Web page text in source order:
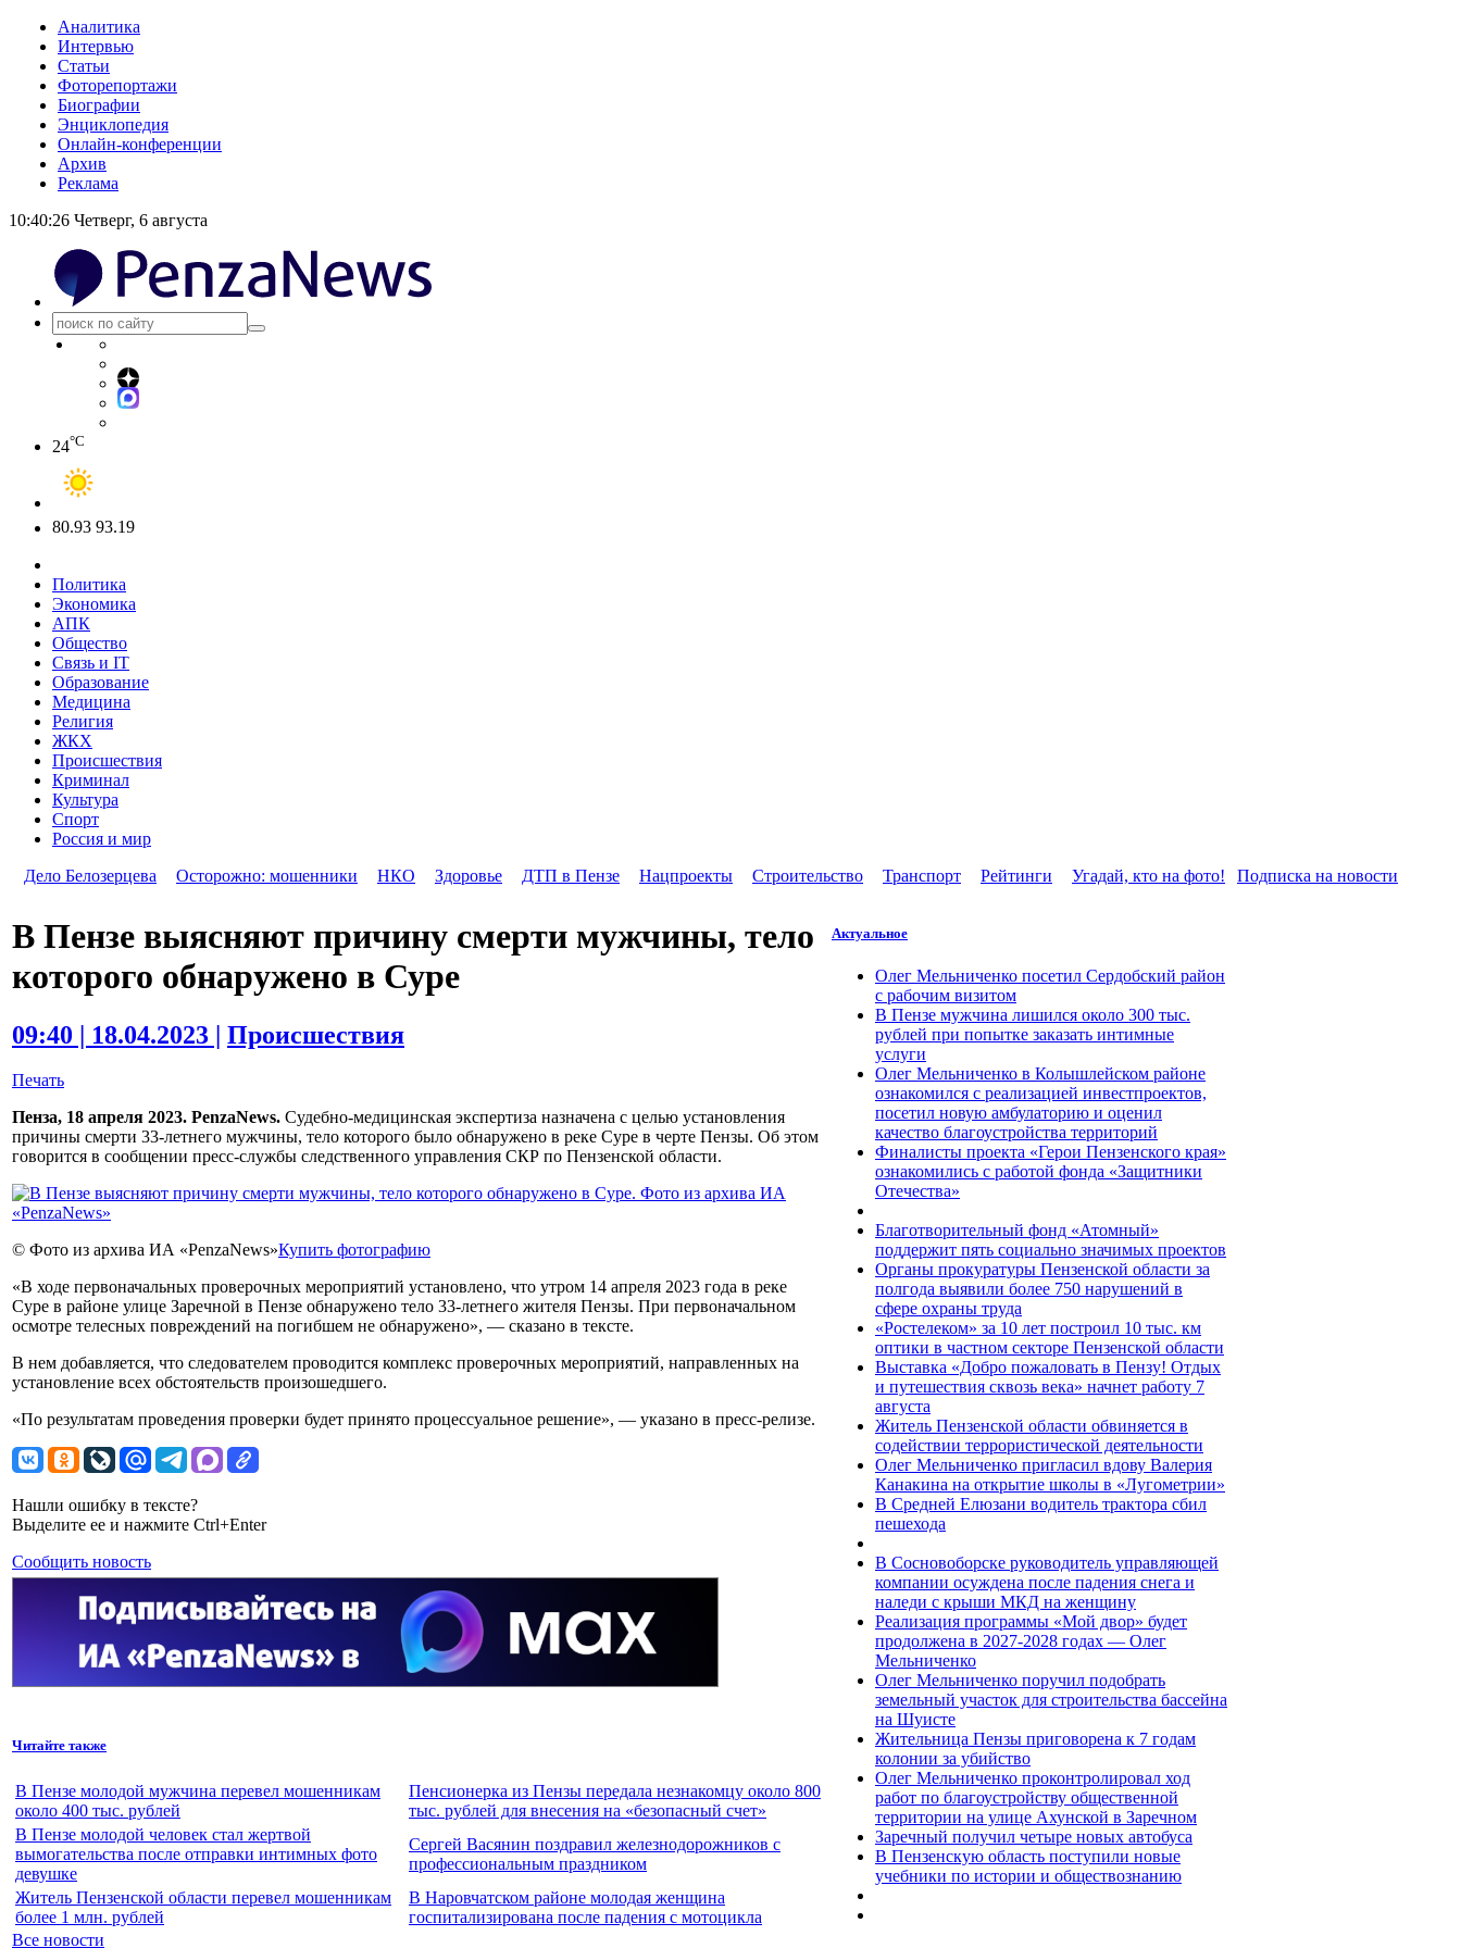
Аналитика
Интервью
Статьи
Фоторепортажи
Биографии
Энциклопедия
Онлайн-конференции
Архив
Реклама
10:40:26 Четверг, 6 августа
24°C
80.93 93.19
Политика
Экономика
АПК
Общество
Связь и IT
Образование
Медицина
Религия
ЖКХ
Происшествия
Криминал
Культура
Спорт
Россия и мир
Дело Белозерцева
Осторожно: мошенники НКО Здоровье ДТП в Пензе Нацпроекты Строительство Транспорт Рейтинги Угадай, кто на фото! Подписка на новости
В Пензе выясняют причину смерти мужчины, тело
которого обнаружено в Суре
09:40 | 18.04.2023 | Происшествия
Печать
Пенза, 18 апреля 2023. PenzaNews. Судебно-медицинская экспертиза назначена с целью установления
причины смерти 33-летнего мужчины, тело которого было обнаружено в реке Суре в черте Пензы. Об этом
говорится в сообщении пресс-службы следственного управления СКР по Пензенской области.
© Фото из архива ИА «PenzaNews»Купить фотографию
«В ходе первоначальных проверочных мероприятий установлено, что утром 14 апреля 2023 года в реке
Суре в районе улице Заречной в Пензе обнаружено тело 33-летнего жителя Пензы. При первоначальном
осмотре телесных повреждений на погибшем не обнаружено», — сказано в тексте.
В нем добавляется, что следователем проводится комплекс проверочных мероприятий, направленных на
установление всех обстоятельств произошедшего.
«По результатам проведения проверки будет принято процессуальное решение», — указано в пресс-релизе.
Нашли ошибку в тексте?
Выделите ее и нажмите Ctrl+Enter
Сообщить новость
Читайте также
В Пензе молодой мужчина перевел мошенникам
около 400 тыс. рублей
Пенсионерка из Пензы передала незнакомцу около 800
тыс. рублей для внесения на «безопасный счет»
В Пензе молодой человек стал жертвой
вымогательства после отправки интимных фото
девушке
Сергей Васянин поздравил железнодорожников с
профессиональным праздником
Житель Пензенской области перевел мошенникам
более 1 млн. рублей
В Наровчатском районе молодая женщина
госпитализирована после падения с мотоцикла
Все новости
Актуальное
Олег Мельниченко посетил Сердобский район
с рабочим визитом
В Пензе мужчина лишился около 300 тыс.
рублей при попытке заказать интимные
услуги
Олег Мельниченко в Колышлейском районе
ознакомился с реализацией инвестпроектов,
посетил новую амбулаторию и оценил
качество благоустройства территорий
Финалисты проекта «Герои Пензенского края»
ознакомились с работой фонда «Защитники
Отечества»
Благотворительный фонд «Атомный»
поддержит пять социально значимых проектов
Органы прокуратуры Пензенской области за
полгода выявили более 750 нарушений в
сфере охраны труда
«Ростелеком» за 10 лет построил 10 тыс. км
оптики в частном секторе Пензенской области
Выставка «Добро пожаловать в Пензу! Отдых
и путешествия сквозь века» начнет работу 7
августа
Житель Пензенской области обвиняется в
содействии террористической деятельности
Олег Мельниченко пригласил вдову Валерия
Канакина на открытие школы в «Лугометрии»
В Средней Елюзани водитель трактора сбил
пешехода
В Сосновоборске руководитель управляющей
компании осуждена после падения снега и
наледи с крыши МКД на женщину
Реализация программы «Мой двор» будет
продолжена в 2027-2028 годах — Олег
Мельниченко
Олег Мельниченко поручил подобрать
земельный участок для строительства бассейна
на Шуисте
Жительница Пензы приговорена к 7 годам
колонии за убийство
Олег Мельниченко проконтролировал ход
работ по благоустройству общественной
территории на улице Ахунской в Заречном
Заречный получил четыре новых автобуса
В Пензенскую область поступили новые
учебники по истории и обществознанию